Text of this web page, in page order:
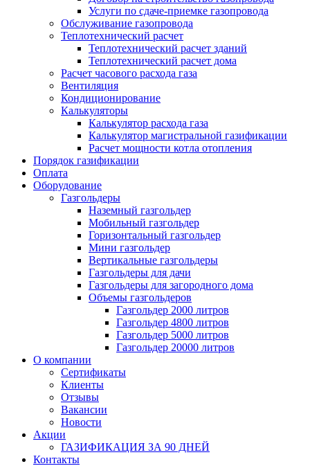
Услуги по сдаче-приемке газопровода
Обслуживание газопровода
Теплотехнический расчет
Теплотехнический расчет зданий
Теплотехнический расчет дома
Расчет часового расхода газа
Вентиляция
Кондиционирование
Калькуляторы
Калькулятор расхода газа
Калькулятор магистральной газификации
Расчет мощности котла отопления
Порядок газификации
Оплата
Оборудование
Газгольдеры
Наземный газгольдер
Мобильный газгольдер
Горизонтальный газгольдер
Мини газгольдер
Вертикальные газгольдеры
Газгольдеры для дачи
Газгольдеры для загородного дома
Объемы газгольдеров
Газгольдер 2000 литров
Газгольдер 4800 литров
Газгольдер 5000 литров
Газгольдер 20000 литров
О компании
Сертификаты
Клиенты
Отзывы
Вакансии
Новости
Акции
ГАЗИФИКАЦИЯ ЗА 90 ДНЕЙ
Контакты